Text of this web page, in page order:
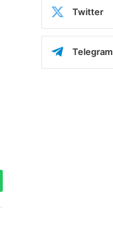
Twitter
Telegram